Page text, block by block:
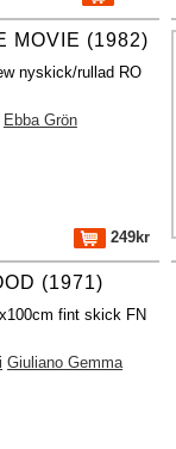
MOVIE (1982)
nyskick/rullad RO
Ebba Grön
249kr
(1971)
fint skick FN
Giuliano Gemma